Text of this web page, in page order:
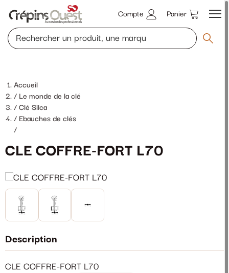
Compte Panier
Accueil
Le monde de la clé
Clé Silca
Ebauches de clés
/
CLE COFFRE-FORT L70
Description
CLE COFFRE-FORT L70